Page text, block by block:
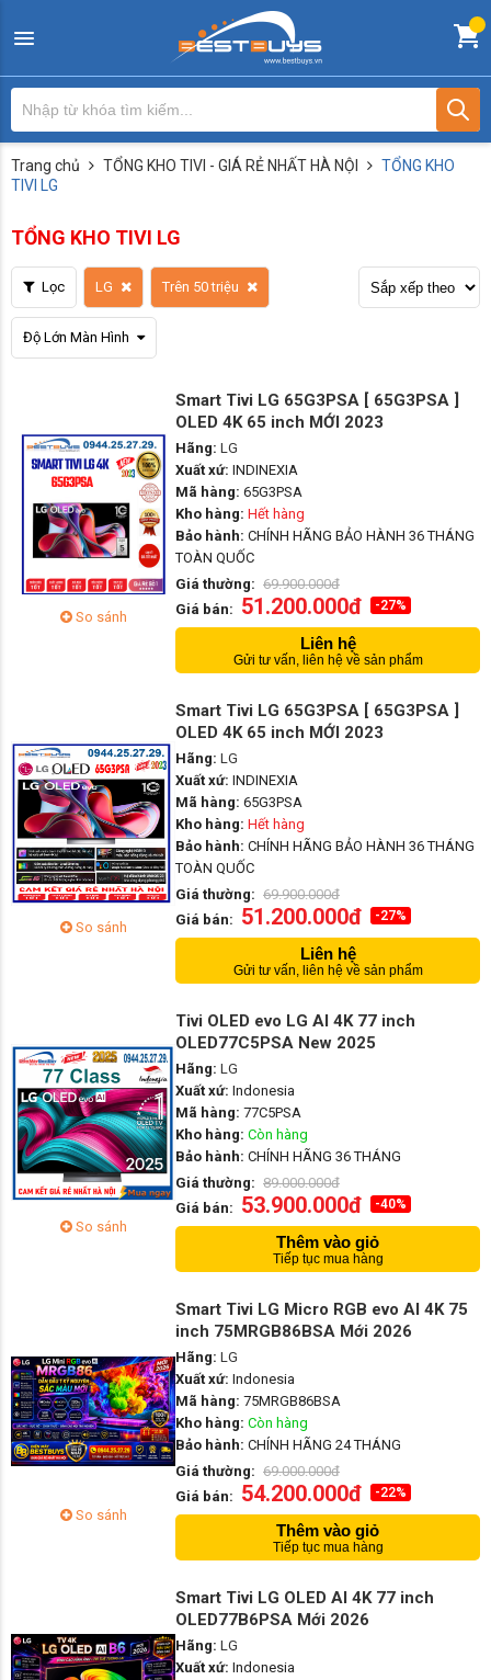
Trang chủ TỔNG KHO TIVI - GIÁ RẺ NHẤT HÀ NỘI
TỔNG KHO
TIVI LG
TỔNG KHO TIVI LG
Lọc LG Trên 50 triệu
Độ Lớn Màn Hình
So sánh
Smart Tivi LG 65G3PSA [ 65G3PSA ]
OLED 4K 65 inch MỚI 2023
Hãng: LG
Xuất xứ: INDINEXIA
Mã hàng: 65G3PSA
Kho hàng: Hết hàng
Bảo hành: CHÍNH HÃNG BẢO HÀNH 36 THÁNG
TOÀN QUỐC
Giá thường: 69.900.000đ
Giá bán: 51.200.000đ -27%
Liên hệ
Gửi tư vấn, liên hệ về sản phẩm
So sánh
Smart Tivi LG 65G3PSA [ 65G3PSA ]
OLED 4K 65 inch MỚI 2023
Hãng: LG
Xuất xứ: INDINEXIA
Mã hàng: 65G3PSA
Kho hàng: Hết hàng
Bảo hành: CHÍNH HÃNG BẢO HÀNH 36 THÁNG
TOÀN QUỐC
Giá thường: 69.900.000đ
Giá bán: 51.200.000đ -27%
Liên hệ
Gửi tư vấn, liên hệ về sản phẩm
So sánh
Tivi OLED evo LG AI 4K 77 inch
OLED77C5PSA New 2025
Hãng: LG
Xuất xứ: Indonesia
Mã hàng: 77C5PSA
Kho hàng: Còn hàng
Bảo hành: CHÍNH HÃNG 36 THÁNG
Giá thường: 89.000.000đ
Giá bán: 53.900.000đ -40%
Thêm vào giỏ
Tiếp tục mua hàng
So sánh
Smart Tivi LG Micro RGB evo AI 4K 75
inch 75MRGB86BSA Mới 2026
Hãng: LG
Xuất xứ: Indonesia
Mã hàng: 75MRGB86BSA
Kho hàng: Còn hàng
Bảo hành: CHÍNH HÃNG 24 THÁNG
Giá thường: 69.000.000đ
Giá bán: 54.200.000đ -22%
Thêm vào giỏ
Tiếp tục mua hàng
Smart Tivi LG OLED AI 4K 77 inch
OLED77B6PSA Mới 2026
Hãng: LG
Xuất xứ: Indonesia